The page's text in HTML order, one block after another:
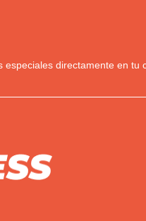
especiales directamente en tu